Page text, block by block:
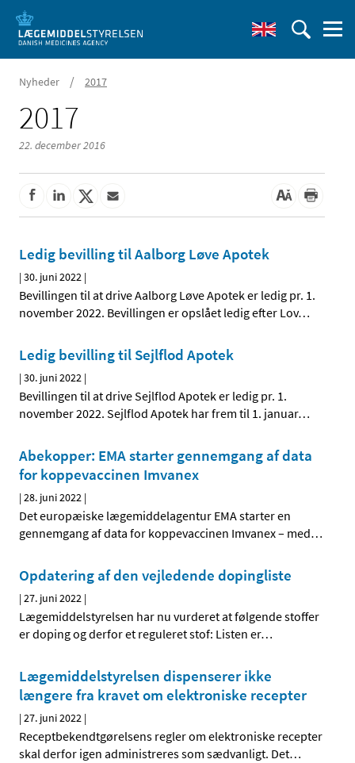
Nyheder / 2017
2017
22. december 2016
Ledig bevilling til Aalborg Løve Apotek
|30. juni 2022 |
Bevillingen til at drive Aalborg Løve Apotek er ledig pr. 1.
november 2022. Bevillingen er opslået ledig efter Lov…
Ledig bevilling til Sejlflod Apotek
|30. juni 2022 |
Bevillingen til at drive Sejlflod Apotek er ledig pr. 1.
november 2022. Sejlflod Apotek har frem til 1. januar…
Abekopper: EMA starter gennemgang af data
for koppevaccinen Imvanex
|28. juni 2022 |
Det europæiske lægemiddelagentur EMA starter en
gennemgang af data for koppevaccinen Imvanex – med…
Opdatering af den vejledende dopingliste
|27. juni 2022 |
Lægemiddelstyrelsen har nu vurderet at følgende stoffer
er doping og derfor et reguleret stof: Listen er…
Lægemiddelstyrelsen dispenserer ikke
længere fra kravet om elektroniske recepter
|27. juni 2022 |
Receptbekendtgørelsens regler om elektroniske recepter
skal derfor igen administreres som sædvanligt. Det…